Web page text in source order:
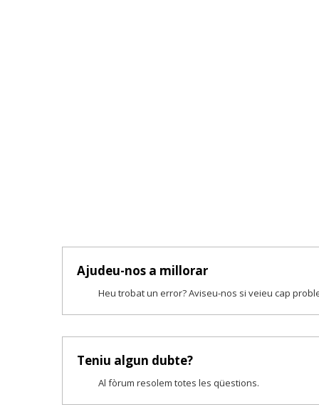
Ajudeu-nos a millorar
Heu trobat un error? Aviseu-nos si veieu cap
Teniu algun dubte?
Al fòrum resolem totes les qüestions.